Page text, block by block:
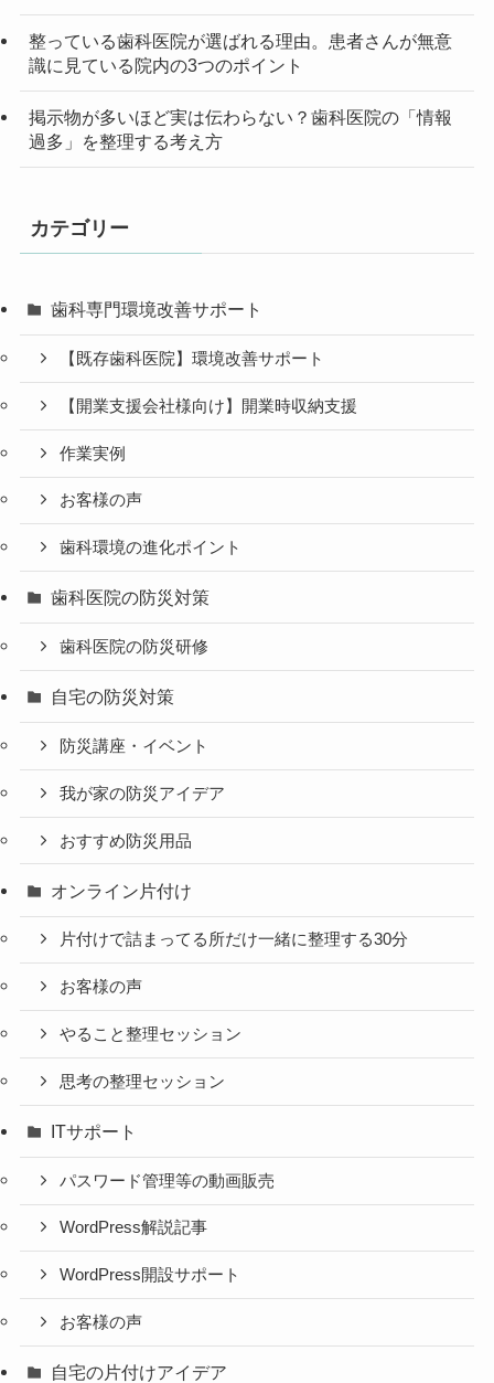
整っている歯科医院が選ばれる理由。患者さんが無意
識に見ている院内の3つのポイント
掲示物が多いほど実は伝わらない？歯科医院の「情報
過多」を整理する考え方
カテゴリー
歯科専門環境改善サポート
【既存歯科医院】環境改善サポート
【開業支援会社様向け】開業時収納支援
作業実例
お客様の声
歯科環境の進化ポイント
歯科医院の防災対策
歯科医院の防災研修
自宅の防災対策
防災講座・イベント
我が家の防災アイデア
おすすめ防災用品
オンライン片付け
片付けで詰まってる所だけ一緒に整理する30分
お客様の声
やること整理セッション
思考の整理セッション
ITサポート
パスワード管理等の動画販売
WordPress解説記事
WordPress開設サポート
お客様の声
自宅の片付けアイデア